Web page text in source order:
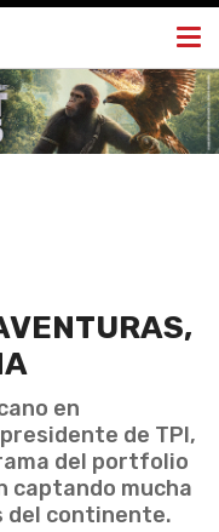
en
de TPI,
del portfolio
captando mucha
del continente.